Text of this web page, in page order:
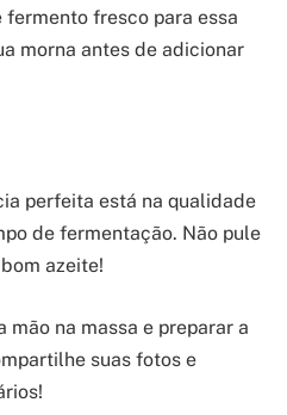
fresco para essa
morna antes de adicionar
perfeita está na qualidade
de fermentação. Não pule
azeite!
mão na massa e preparar a
suas fotos e